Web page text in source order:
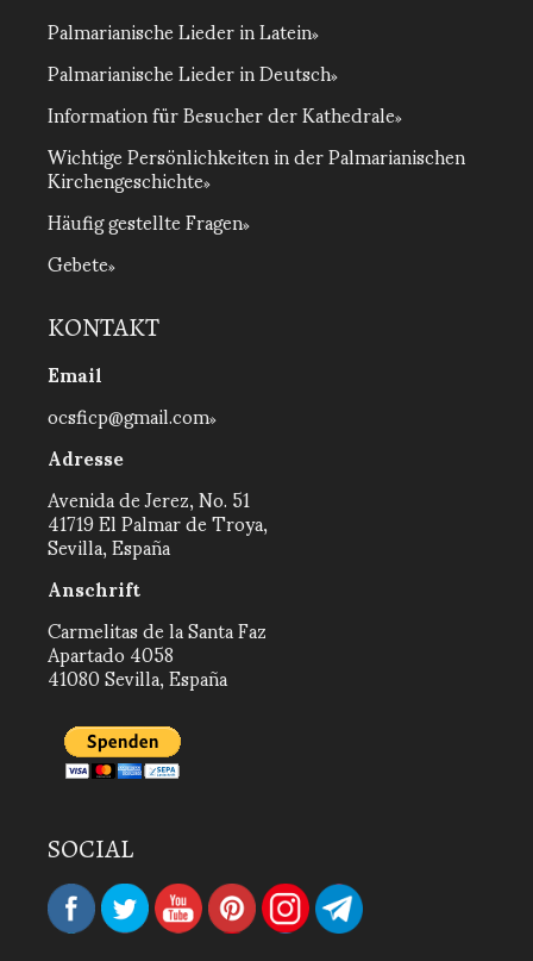
Palmarianische Lieder in Latein
Palmarianische Lieder in Deutsch
Information für Besucher der Kathedrale
Wichtige Persönlichkeiten in der Palmarianischen
Kirchengeschichte
Häufig gestellte Fragen
Gebete
KONTAKT
Email
ocsficp@gmail.com
Adresse
Avenida de Jerez, No. 51
41719 El Palmar de Troya,
Sevilla, España
Anschrift
Carmelitas de la Santa Faz
Apartado 4058
41080 Sevilla, España
SOCIAL